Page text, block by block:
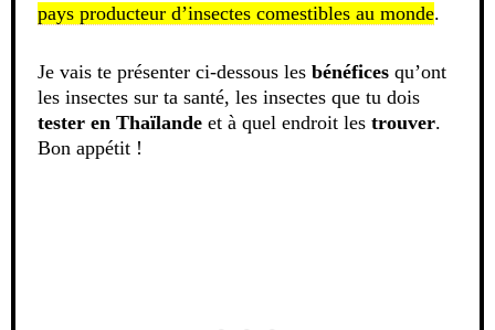
pays producteur d’insectes comestibles au monde.
Je vais te présenter ci-dessous les bénéfices qu’ont
les insectes sur ta santé, les insectes que tu dois
tester en Thaïlande et à quel endroit les trouver.
Bon appétit !